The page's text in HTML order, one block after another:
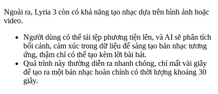
Ngoài ra, Lyria 3 còn có khả năng tạo nhạc dựa trên hình ảnh hoặc
video.
Người dùng có thể tải tệp phương tiện lên, và AI sẽ phân tích
bối cảnh, cảm xúc trong dữ liệu để sáng tạo bản nhạc tương
ứng, thậm chí có thể tạo kèm lời bài hát.
Quá trình này thường diễn ra nhanh chóng, chỉ mất vài giây
để tạo ra một bản nhạc hoàn chỉnh có thời lượng khoảng 30
giây.